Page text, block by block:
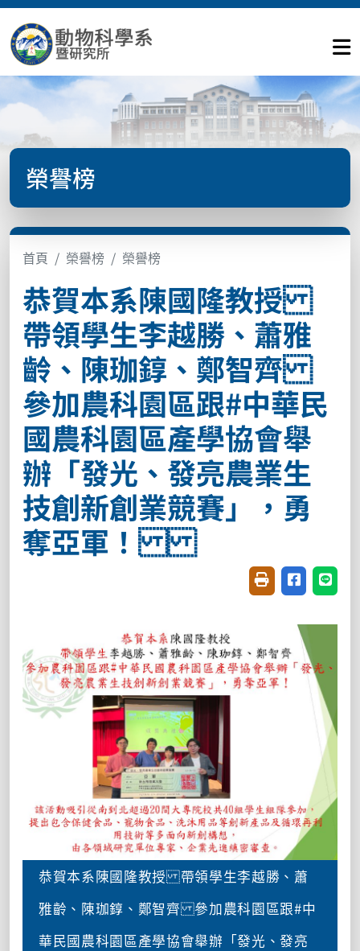
榮譽榜
首頁 榮譽榜 榮譽榜
恭賀本系陳國隆教授
帶領學生李越勝、蕭雅
齡、陳珈錞、鄭智齊
參加農科園區跟#中華民
國農科園區產學協會舉
辦「發光、發亮農業生
技創新創業競賽」，勇
奪亞軍！
友善列印(開新視
分享至臉書
分享
恭賀本系陳國隆教授 帶領學生李越勝、蕭
雅齡、陳珈錞、鄭智齊 參加農科園區跟#中
華民國農科園區產學協會舉辦「發光、發亮